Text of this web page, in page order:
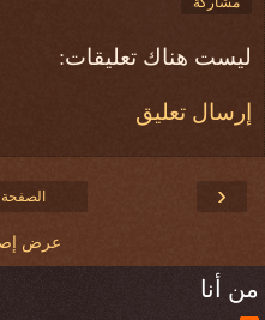
ليست هناك تعليقات:
إرسال تعليق
‹ الصفحة
عرض
من أنا